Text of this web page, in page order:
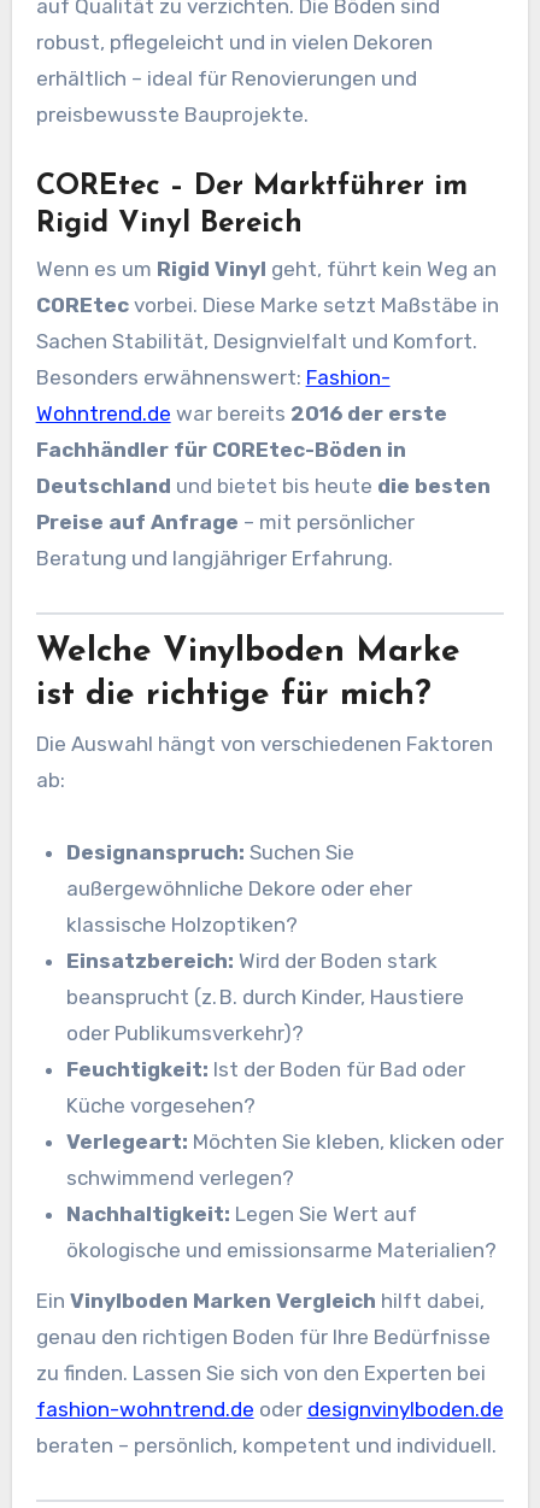
auf Qualität zu verzichten. Die Böden sind
robust, pflegeleicht und in vielen Dekoren
erhältlich – ideal für Renovierungen und
preisbewusste Bauprojekte.
COREtec – Der Marktführer im
Rigid Vinyl Bereich
Wenn es um Rigid Vinyl geht, führt kein Weg an
COREtecvorbei. Diese Marke setzt Maßstäbe in
Sachen Stabilität, Designvielfalt und Komfort.
Besonders erwähnenswert: Fashion-
Wohntrend.de war bereits 2016 der erste
Fachhändler für COREtec-Böden in
Deutschland und bietet bis heute die besten
Preise auf Anfrage – mit persönlicher
Beratung und langjähriger Erfahrung.
Welche Vinylboden Marke
ist die richtige für mich?
Die Auswahl hängt von verschiedenen Faktoren
ab:
Designanspruch: Suchen Sie
außergewöhnliche Dekore oder eher
klassische Holzoptiken?
Einsatzbereich: Wird der Boden stark
beansprucht (z. B. durch Kinder, Haustiere
oder Publikumsverkehr)?
Feuchtigkeit: Ist der Boden für Bad oder
Küche vorgesehen?
Verlegeart: Möchten Sie kleben, klicken oder
schwimmend verlegen?
Nachhaltigkeit: Legen Sie Wert auf
ökologische und emissionsarme Materialien?
Ein Vinylboden Marken Vergleich hilft dabei,
genau den richtigen Boden für Ihre Bedürfnisse
zu finden. Lassen Sie sich von den Experten bei
fashion-wohntrend.de oder designvinylboden.de
beraten – persönlich, kompetent und individuell.